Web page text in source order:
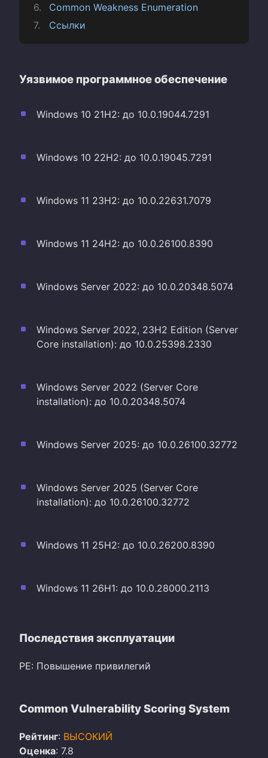
Common Weakness Enumeration
Ссылки
Уязвимое программное обеспечение
Windows 10 21H2: до 10.0.19044.7291
Windows 10 22H2: до 10.0.19045.7291
Windows 11 23H2: до 10.0.22631.7079
Windows 11 24H2: до 10.0.26100.8390
Windows Server 2022: до 10.0.20348.5074
Windows Server 2022, 23H2 Edition (Server
Core installation): до 10.0.25398.2330
Windows Server 2022 (Server Core
installation): до 10.0.20348.5074
Windows Server 2025: до 10.0.26100.32772
Windows Server 2025 (Server Core
installation): до 10.0.26100.32772
Windows 11 25H2: до 10.0.26200.8390
Windows 11 26H1: до 10.0.28000.2113
Последствия эксплуатации
PE: Повышение привилегий
Common Vulnerability Scoring System
Рейтинг: ВЫСОКИЙ
Оценка: 7.8